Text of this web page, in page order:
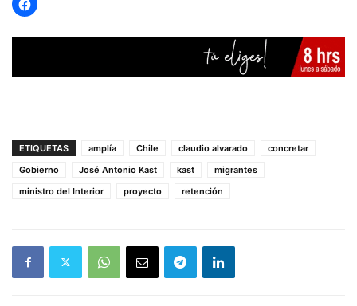
ETIQUETAS amplía Chile claudio alvarado
concretar
Gobierno
José Antonio Kast kast
migrantes
ministro del Interior
proyecto retención